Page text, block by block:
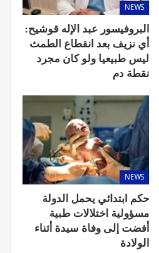
NEWS
البروفيسور عبد الإله قوشيح:
أي نزيف بعد انقطاع الطمث
ليس طبيعيا ولو كان مجرد
نقطة دم
NEWS
حكم ابتدائي يحمل الدولة
مسؤولية اختلالات طبية
أفضت إلى وفاة سيدة أثناء
الولادة